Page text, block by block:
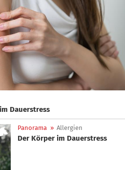
Dauerstress
Panorama » Allergien
Der Körper im Dauerstress